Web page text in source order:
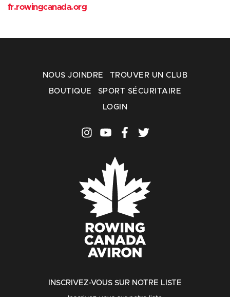
fr.rowingcanada.org
NOUS JOINDRE TROUVER UN CLUB
BOUTIQUE SPORT SÉCURITAIRE
LOGIN
INSCRIVEZ-VOUS SUR NOTRE LISTE